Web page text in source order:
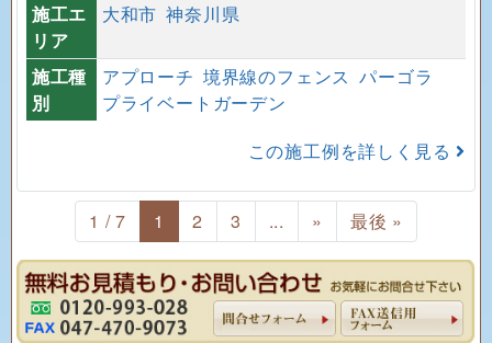
施工エ
リア
大和市 神奈川県
施工種
別
アプローチ 境界線のフェンス パーゴラ
プライベートガーデン
この施工例を詳しく見る
1 / 7 1 2 3 ... » 最後 »